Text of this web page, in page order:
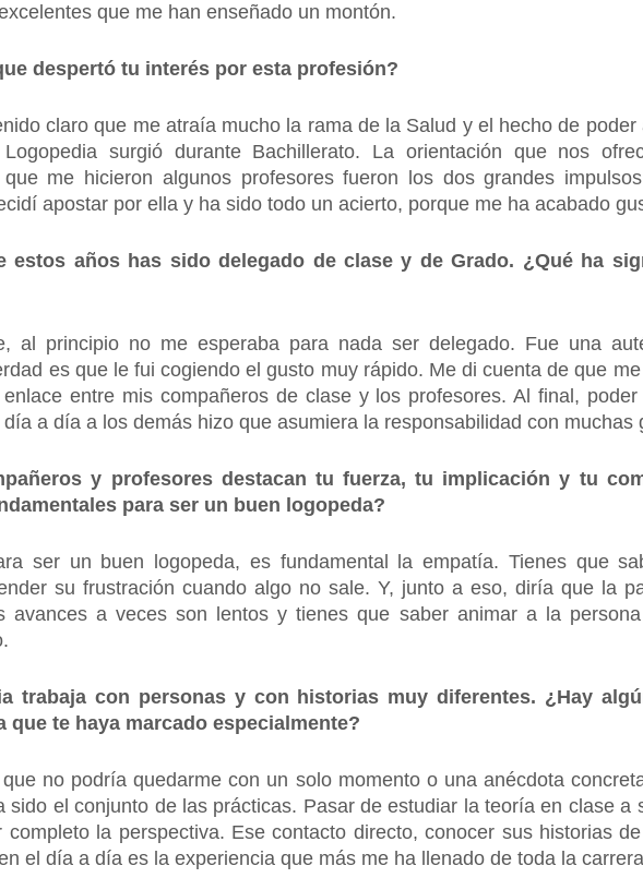
que me han enseñado un montón.
despertó tu interés por esta profesión?
claro que me atraía mucho la rama de la Salud y el hecho de
surgió durante Bachillerato. La orientación que nos
que me hicieron algunos profesores fueron los dos grandes
apostar por ella y ha sido todo un acierto, porque me ha acabado
estos años has sido delegado de clase y de Grado. ¿Qué ha
al principio no me esperaba para nada ser delegado. Fue una
es que le fui cogiendo el gusto muy rápido. Me di cuenta de que
entre mis compañeros de clase y los profesores. Al final,
a día a los demás hizo que asumiera la responsabilidad con muchas
y profesores destacan tu fuerza, tu implicación y tu
para ser un buen logopeda?
ser un buen logopeda, es fundamental la empatía. Tienes que
su frustración cuando algo no sale. Y, junto a eso, diría que la
avances a veces son lentos y tienes que saber animar a la
trabaja con personas y con historias muy diferentes. ¿Hay
que te haya marcado especialmente?
no podría quedarme con un solo momento o una anécdota
sido el conjunto de las prácticas. Pasar de estudiar la teoría en clase a
completo la perspectiva. Ese contacto directo, conocer sus historias
el día a día es la experiencia que más me ha llenado de toda la